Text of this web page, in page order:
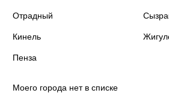
Количество страниц
Отрадный
Кинель
Пенза
Моего города нет в списке